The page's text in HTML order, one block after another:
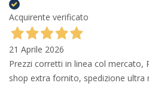
Acquirente verificato
21 Aprile 2026
Prezzi corretti in linea col mercato,
shop extra fornito, spedizione ultra